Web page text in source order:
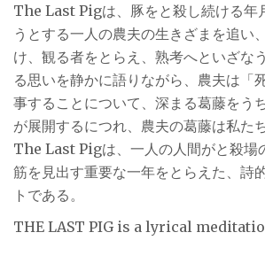
The Last Pigは、豚をと殺し続ける年
うとする一人の農夫の生きざまを追い
け、観る者をとらえ、熟考へといざな
る思いを静かに語りながら、農夫は「
事することについて、深まる葛藤をう
が展開するにつれ、農夫の葛藤は私た
The Last Pigは、一人の人間がと殺場
筋を見出す重要な一年をとらえた、詩
トである。
THE LAST PIG is a lyrical